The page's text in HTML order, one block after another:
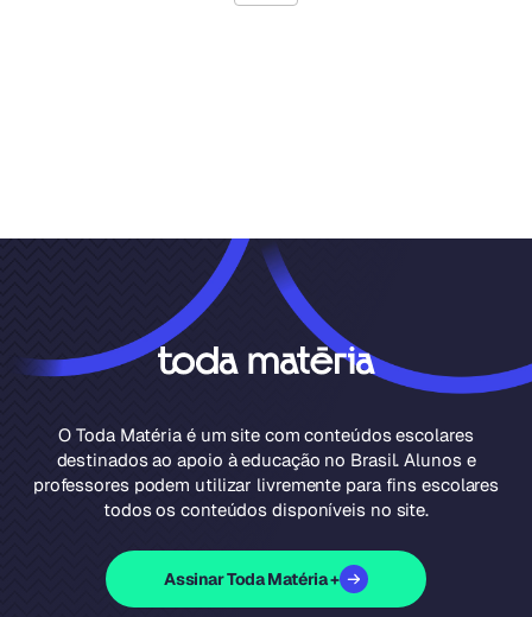
O Toda Matéria é um site com conteúdos escolares
destinados ao apoio à educação no Brasil. Alunos e
professores podem utilizar livremente para fins escolares
todos os conteúdos disponíveis no site.
Assinar Toda Matéria +